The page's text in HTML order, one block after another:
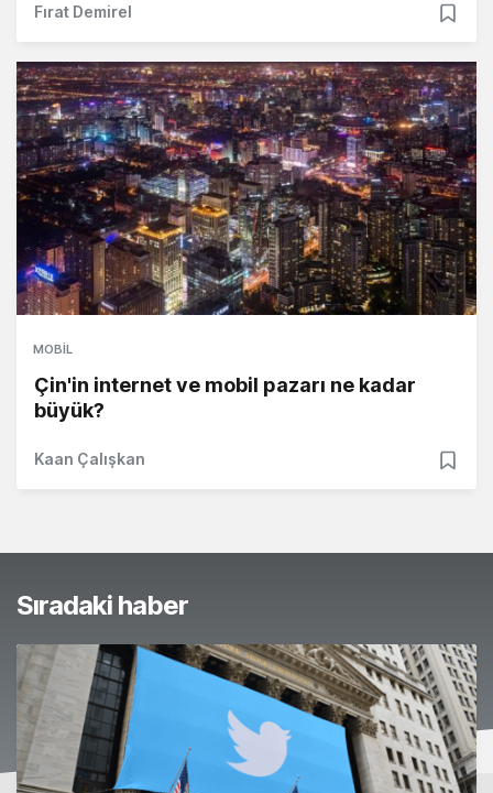
Fırat Demirel
MOBIL
Çin'in internet ve mobil pazarı ne kadar
büyük?
Kaan Çalışkan
Sıradaki haber